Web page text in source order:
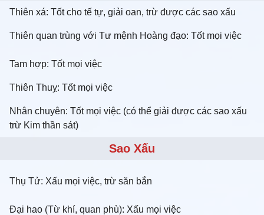
Thiên xá: Tốt cho tế tự, giải oan, trừ được các sao xấu
Thiên quan trùng với Tư mệnh Hoàng đạo: Tốt mọi việc
Tam hợp: Tốt mọi việc
Thiên Thuỵ: Tốt mọi việc
Nhân chuyên: Tốt mọi việc (có thể giải được các sao xấu
trừ Kim thần sát)
Sao Xấu
Thụ Tử: Xấu mọi việc, trừ săn bắn
Đại hao (Từ khí, quan phù): Xấu mọi việc